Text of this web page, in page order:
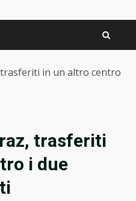
in un altro centro
trasferiti
i due